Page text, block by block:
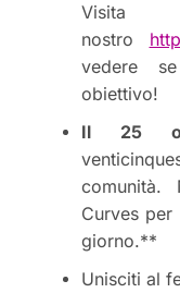
nostro
vedere
obiettivo!
Il 25
comunità.
Curves
giorno.**
Unisciti al